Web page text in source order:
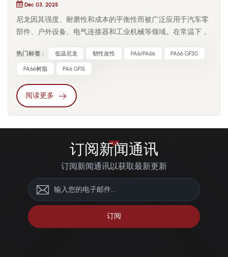
Dec 03, 2025
尼龙因其强度、耐磨性和成本的平衡性而被广泛应用于汽车零
部件、户外设备、电气连接器和工业机械等领域。在常温下，
能会显著下降。当温度降至 -20°C 或更低时，分子运动性急剧
降低，导致脆性增加、冲击强度降低和尺寸稳定性下降。因
性的尼龙材料以确保可靠性。韧性的损失源于玻璃化转变温度
附近的分子冻结效应。随着温度下降，链段运动受限，材料由
纹快速扩展。如果部件包含薄肋、尖角、卡扣配合或孔洞，这
些几何形状会加剧应力集中，加速脆性断裂。对于无人机、雪
地工具、寒冷气候汽车零部件和极地监测设备等，其后果十分
严重。低温韧性增强通常涉及橡胶增韧、嵌段共聚物结构、纳
米填料改性和分子链端调整。 POE、EPDM-g-MA 和 ABS-g-
MA 等橡胶增韧体系将微小的橡胶畴分散在尼龙基体中。冲击
过程中，这些橡胶畴会引发剪切带形成和局部屈服，从而有助
于耗散能量。这种方法必须平衡刚度、流动性和热稳定性，以
避免过度软化。嵌段共聚物提供了一种更本质的改性途径。 通
热门标签 : 低温尼龙 韧性改性 PA6/PA66 PA66 GF30
PA66树脂 PA6 GF15
阅读更多
订阅新闻通讯
订阅新闻通讯以获取最新更新